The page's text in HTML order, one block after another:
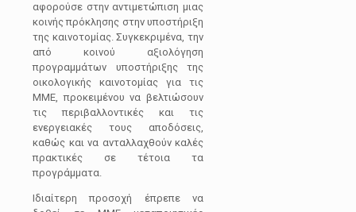
αφορούσε στην αντιμετώπιση μιας
κοινής πρόκλησης στην υποστήριξη
της καινοτομίας. Συγκεκριμένα, την
από κοινού αξιολόγηση
προγραμμάτων υποστήριξης της
οικολογικής καινοτομίας για τις
ΜΜΕ, προκειμένου να βελτιώσουν
τις περιβαλλοντικές και τις
ενεργειακές τους αποδόσεις,
καθώς και να ανταλλαχθούν καλές
πρακτικές σε τέτοια τα
προγράμματα.
Ιδιαίτερη προσοχή έπρεπε να